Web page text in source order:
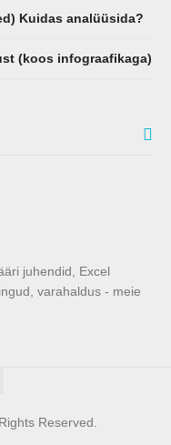
Kuidas analüüsida?
(koos infograafikaga)
juhendid, Excel
varahaldus - meie
Reserved.